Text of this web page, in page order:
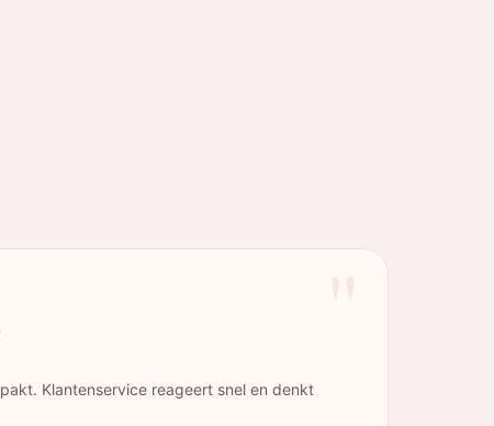
Klantenservice reageert snel en denkt